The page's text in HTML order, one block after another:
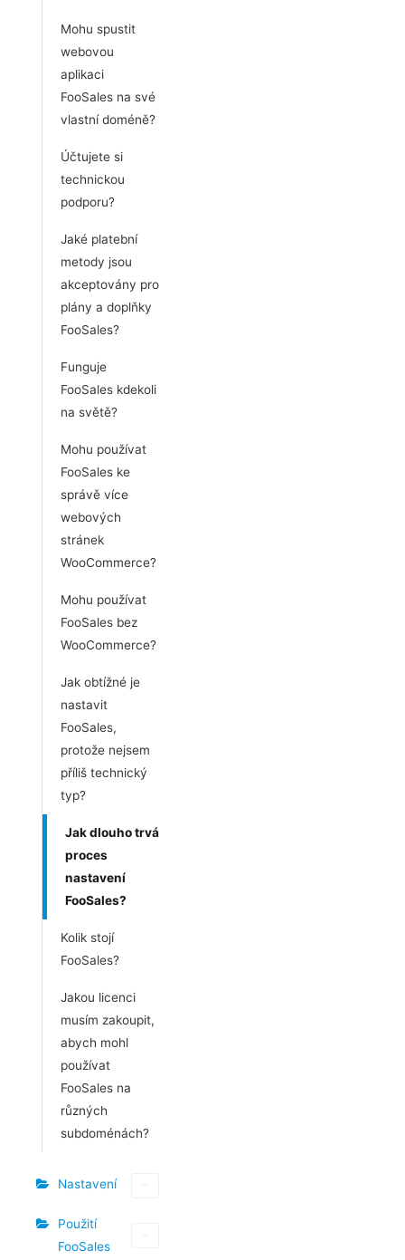
Mohu spustit
webovou
aplikaci
FooSales na své
vlastní doméně?
Účtujete si
technickou
podporu?
Jaké platební
metody jsou
akceptovány pro
plány a doplňky
FooSales?
Funguje
FooSales kdekoli
na světě?
Mohu používat
FooSales ke
správě více
webových
stránek
WooCommerce?
Mohu používat
FooSales bez
WooCommerce?
Jak obtížné je
nastavit
FooSales,
protože nejsem
příliš technický
typ?
Jak dlouho trvá
proces
nastavení
FooSales?
Kolik stojí
FooSales?
Jakou licenci
musím zakoupit,
abych mohl
používat
FooSales na
různých
subdoménách?
Nastavení
Použití
FooSales